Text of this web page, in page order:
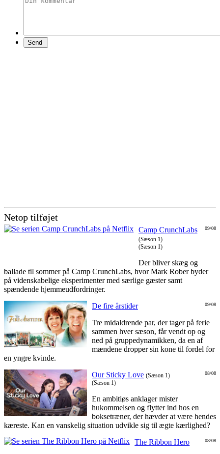
Netop tilføjet
09/08
Camp CrunchLabs
(Sæson 1)
(Sæson 1)
Der bliver skæg og
ballade til sommer på Camp CrunchLabs, hvor Mark Rober byder
på videnskabelige eksperimenter med særlige gæster samt
spændende hjemmeudfordringer.
09/08
De fire årstider
Tre midaldrende par, der tager på ferie
sammen hver sæson, får vendt op og
ned på gruppedynamikken, da en af
mændene dropper sin kone til fordel for
en yngre kvinde.
08/08
Our Sticky Love (Sæson 1)
(Sæson 1)
En ambitiøs anklager mister
hukommelsen og flytter ind hos en
boksetræner, der hævder at være hendes
kæreste. Kan en vanskelig situation udvikle sig til ægte kærlighed?
08/08
The Ribbon Hero